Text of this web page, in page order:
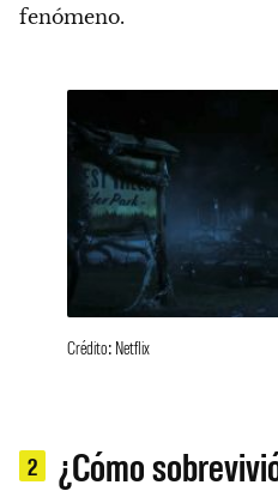
fenómeno.
Crédito: Netflix
2 ¿Cómo